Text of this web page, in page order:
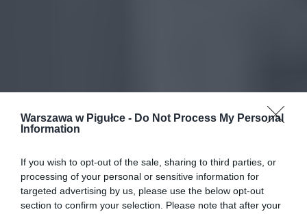
Warszawa w Pigułce - Do Not Process My Personal
Information
If you wish to opt-out of the sale, sharing to third parties, or
processing of your personal or sensitive information for
targeted advertising by us, please use the below opt-out
section to confirm your selection. Please note that after your